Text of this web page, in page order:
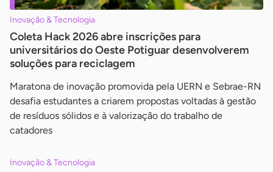
Inovação & Tecnologia
Coleta Hack 2026 abre inscrições para
universitários do Oeste Potiguar desenvolverem
soluções para reciclagem
Maratona de inovação promovida pela UERN e Sebrae-RN
desafia estudantes a criarem propostas voltadas à gestão
de resíduos sólidos e à valorização do trabalho de
catadores
Inovação & Tecnologia